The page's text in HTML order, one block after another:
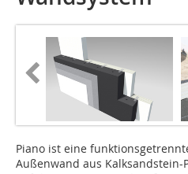
Piano ist eine
Außenwand aus